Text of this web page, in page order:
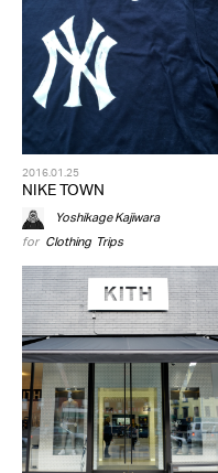
2016.01.25
NIKE TOWN
Yoshikage Kajiwara
for Clothing, Trips